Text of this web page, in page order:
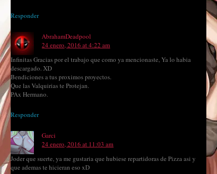
Responder
AbrahamDeadpool
24 enero, 2016 at 4:22 am
Infinitas Gracias por el trabajo que como ya mencionaste, Ya lo habia
descargado. XD
Bendiciones a tus proximos proyectos.
Que las Valquirias te Protejan.
PAx Hermano.
Responder
Garci
24 enero, 2016 at 11:03 am
Joder que suerte, ya me gustaria que hubiese repartidoras de Pizza asi y
que ademas te hicieran eso xD